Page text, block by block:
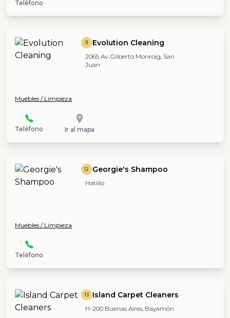
Teléfono
11 Evolution Cleaning
2065 Av. Gilberto Monroig, San
Juan
Muebles / Limpieza
Teléfono Ir al mapa
12 Georgie's Shampoo
Hatillo
Muebles / Limpieza
Teléfono
13 Island Carpet Cleaners
H-200 Buenas Aires, Bayamón